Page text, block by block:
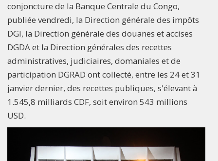
conjoncture de la Banque Centrale du Congo,
publiée vendredi, la Direction générale des impôts
DGI, la Direction générale des douanes et accises
DGDA et la Direction générales des recettes
administratives, judiciaires, domaniales et de
participation DGRAD ont collecté, entre les 24 et 31
janvier dernier, des recettes publiques, s'élevant à
1.545,8 milliards CDF, soit environ 543 millions
USD.